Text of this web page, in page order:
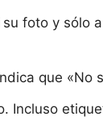
foto y sólo
que «No
Incluso